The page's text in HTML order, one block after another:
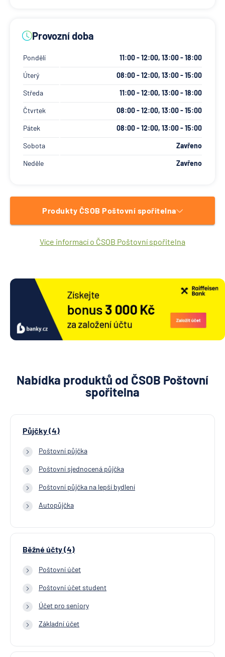
Provozní doba
Pondělí 11:00 - 12:00, 13:00 - 18:00
Úterý 08:00 - 12:00, 13:00 - 15:00
Středa 11:00 - 12:00, 13:00 - 18:00
Čtvrtek 08:00 - 12:00, 13:00 - 15:00
Pátek 08:00 - 12:00, 13:00 - 15:00
Sobota Zavřeno
Neděle Zavřeno
Produkty ČSOB Poštovní spořitelna
Více informací o ČSOB Poštovní spořitelna
Nabídka produktů od ČSOB Poštovní
spořitelna
Půjčky (4)
Poštovní půjčka
Poštovní sjednocená půjčka
Poštovní půjčka na lepší bydlení
Autopůjčka
Běžné účty (4)
Poštovní účet
Poštovní účet student
Účet pro seniory
Základní účet